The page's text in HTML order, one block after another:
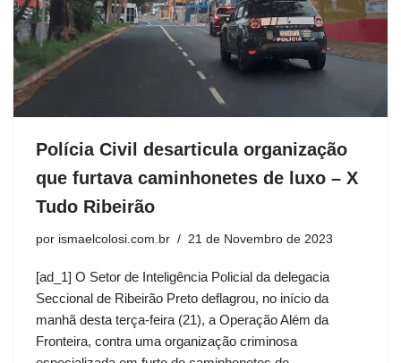
Polícia Civil desarticula organização
que furtava caminhonetes de luxo – X
Tudo Ribeirão
por ismaelcolosi.com.br 21 de Novembro de 2023
[ad_1] O Setor de Inteligência Policial da delegacia
Seccional de Ribeirão Preto deflagrou, no início da
manhã desta terça-feira (21), a Operação Além da
Fronteira, contra uma organização criminosa